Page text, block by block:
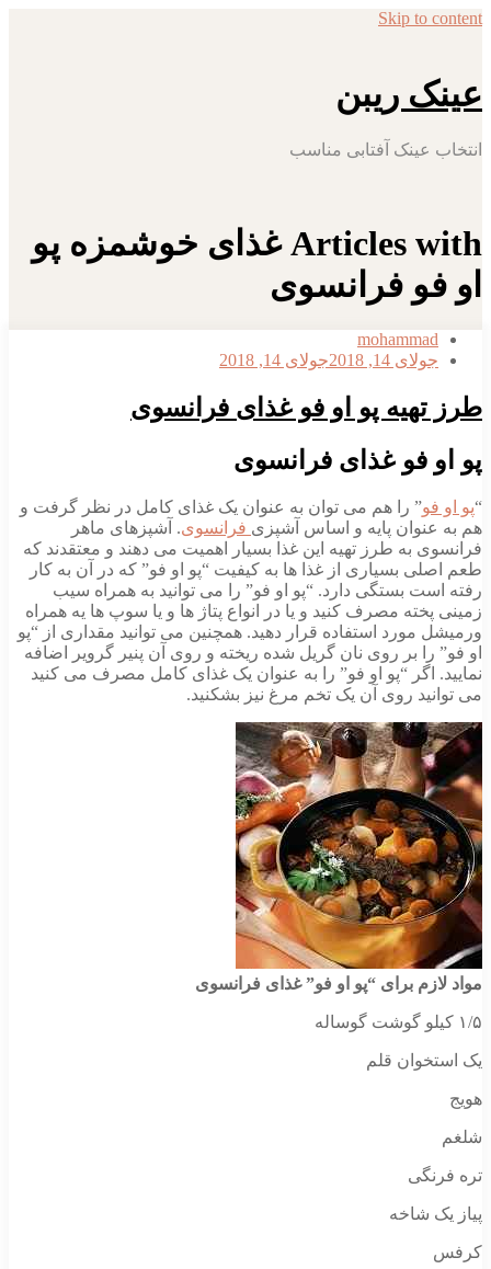
Skip to content
عینک ریبن
انتخاب عینک آفتابی مناسب
Articles with غذای خوشمزه پو
او فو فرانسوی
mohammad
جولای 14, 2018
جولای 14, 2018
طرز تهیه پو او فو غذای فرانسوی
پو او فو غذای فرانسوی
“پو او فو” را هم می توان به عنوان یک غذای کامل در نظر گرفت و
هم به عنوان پایه و اساس آشپزی فرانسوی. آشپزهای ماهر
فرانسوی به طرز تهیه این غذا بسیار اهمیت می دهند و معتقدند که
طعم اصلی بسیاری از غذا ها به کیفیت “پو او فو” که در آن به کار
رفته است بستگی دارد. “پو او فو” را می توانید به همراه سیب
زمینی پخته مصرف کنید و یا در انواع پتاژ ها و یا سوپ ها یه همراه
ورمیشل مورد استفاده قرار دهید. همچنین می توانید مقداری از “پو
او فو” را بر روی نان گریل شده ریخته و روی آن پنیر گرویر اضافه
نمایید. اگر “پو او فو” را به عنوان یک غذای کامل مصرف می کنید
می توانید روی آن یک تخم مرغ نیز بشکنید.
مواد لازم برای “پو او فو” غذای فرانسوی
۱/۵ کیلو گوشت گوساله
یک استخوان قلم
هویج
شلغم
تره فرنگی
پیاز یک شاخه
کرفس